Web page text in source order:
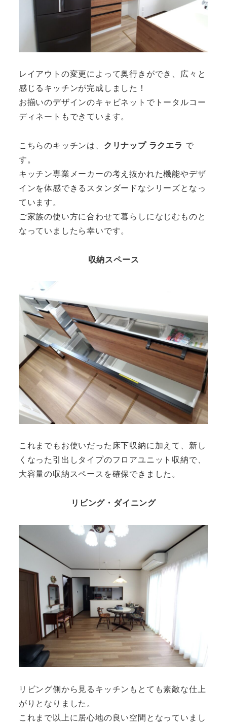
レイアウトの変更によって奥行きができ、広々と
感じるキッチンが完成しました！
お揃いのデザインのキャビネットでトータルコー
ディネートもできています。
こちらのキッチンは、 クリナップ ラクエラ で
す。
キッチン専業メーカーの考え抜かれた機能やデザ
インを体感できるスタンダードなシリーズとなっ
ています。
ご家族の使い方に合わせて暮らしになじむものと
なっていましたら幸いです。
収納スペース
これまでもお使いだった床下収納に加えて、新し
くなった引出しタイプのフロアユニット収納で、
大容量の収納スペースを確保できました。
リビング・ダイニング
リビング側から見るキッチンもとても素敵な仕上
がりとなりました。
これまで以上に居心地の良い空間となっていまし